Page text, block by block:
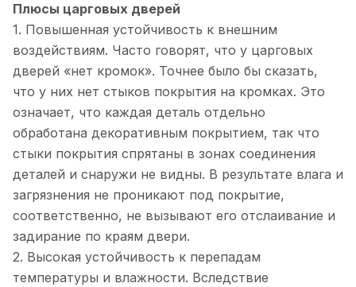
Плюсы царговых дверей
1. Повышенная устойчивость к внешним
воздействиям. Часто говорят, что у царговых
дверей «нет кромок». Точнее было бы сказать,
что у них нет стыков покрытия на кромках. Это
означает, что каждая деталь отдельно
обработана декоративным покрытием, так что
стыки покрытия спрятаны в зонах соединения
деталей и снаружи не видны. В результате влага и
загрязнения не проникают под покрытие,
соответственно, не вызывают его отслаивание и
задирание по краям двери.
2. Высокая устойчивость к перепадам
температуры и влажности. Вследствие